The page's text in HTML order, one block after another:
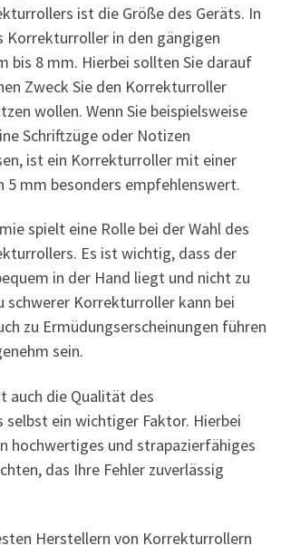
ist die Größe des Geräts. In
Korrekturroller in den gängigen
bis 8 mm. Hierbei sollten Sie darauf
Zweck Sie den Korrekturroller
wollen. Wenn Sie beispielsweise
Schriftzüge oder Notizen
ist ein Korrekturroller mit einer
5 mm besonders empfehlenswert.
spielt eine Rolle bei der Wahl des
Es ist wichtig, dass der
in der Hand liegt und nicht zu
schwerer Korrekturroller kann bei
zu Ermüdungserscheinungen führen
sein.
auch die Qualität des
selbst ein wichtiger Faktor. Hierbei
hochwertiges und strapazierfähiges
das Ihre Fehler zuverlässig
Herstellern von Korrekturrollern